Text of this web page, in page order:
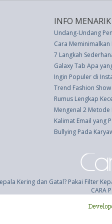
INFO MENARIK
Undang-Undang
Cara
7 Langkah
Galaxy Tab Apa
Ingin Populer di
Trend Fashion
Rumus Lengkap
Mengenal 2 Metode
Kalimat Email yang
Bullying Pada
Kering dan Gatal? Pakai Filter
CARA